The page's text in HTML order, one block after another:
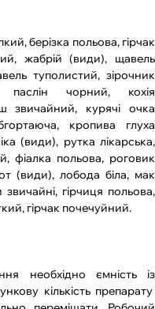
берізка польова, гірчак
жабрій (види), щавель
туполистий, зірочник
паслін чорний, кохія
звичайний, курячі очка
кропива глуха
(види), рутка лікарська,
фіалка польова, роговик
(види), лобода біла, мак
гірчиця польова,
гірчак почечуйний.
необхідно ємність із
кількість препарату